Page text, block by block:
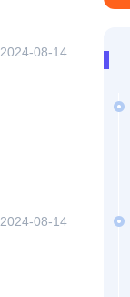
2024-08-14
2024-08-14